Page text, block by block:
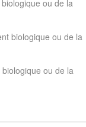
ou de la
biologique ou de la
ou de la